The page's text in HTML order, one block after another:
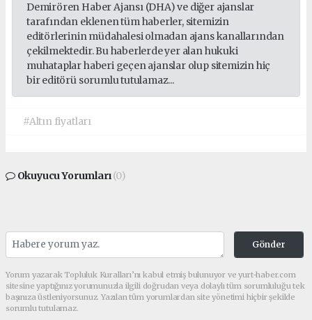
Demirören Haber Ajansı (DHA) ve diğer ajanslar
tarafından eklenen tüm haberler, sitemizin
editörlerinin müdahalesi olmadan ajans kanallarından
çekilmektedir. Bu haberlerde yer alan hukuki
muhataplar haberi geçen ajanslar olup sitemizin hiç
bir editörü sorumlu tutulamaz...
#Altın fiyatları
Okuyucu Yorumları(0)
Gönder
Yorum yazarak Topluluk Kuralları’nı kabul etmiş bulunuyor ve yurt-haber.com
sitesine yaptığınız yorumunuzla ilgili doğrudan veya dolaylı tüm sorumluluğu tek
başınıza üstleniyorsunuz. Yazılan tüm yorumlardan site yönetimi hiçbir şekilde
sorumlu tutulamaz.